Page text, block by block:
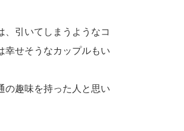
、引いてしまうようなコ
幸せそうなカップルもい
の趣味を持った人と思い